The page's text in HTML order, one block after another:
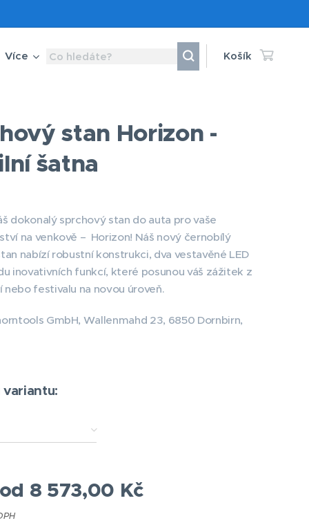
Více Košík
stan Horizon -
šatna
dokonalý sprchový stan do auta pro vaše
na venkově – Horizon! Náš nový černobílý
nabízí robustní konstrukci, dva vestavěné LED
inovativních funkcí, které posunou váš zážitek z
nebo festivalu na novou úroveň.
GmbH, Wallenmahd 23, 6850 Dornbirn,
8 573,00 Kč